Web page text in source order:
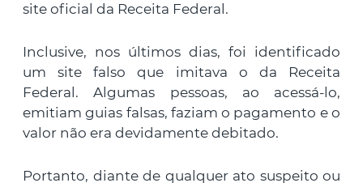
site oficial da Receita Federal.
Inclusive, nos últimos dias, foi identificado
um site falso que imitava o da Receita
Federal. Algumas pessoas, ao acessá-lo,
emitiam guias falsas, faziam o pagamento e o
valor não era devidamente debitado.
Portanto, diante de qualquer ato suspeito ou